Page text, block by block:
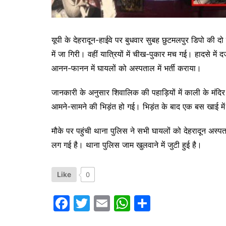
यूपी के देहरादून-हाईवे पर बुधवार सुबह छुटमलपुर डिपो की
में जा गिरी। वहीं यात्रियों में चीख-पुकार मच गई। हादसे में
आनन-फानन में घायलों को अस्पताल में भर्ती कराया।
जानकारी के अनुसार शिवालिक की पहाड़ियों में काली के
आमने-सामने की भिड़ंत हो गई। भिड़ंत के बाद एक बस खाई में
मौके पर पहुंची थाना पुलिस ने सभी घायलों को देहरादून
लग गई है। थाना पुलिस जाम खुलवाने में जुटी हुई है।
Like 0
F
T
E
W